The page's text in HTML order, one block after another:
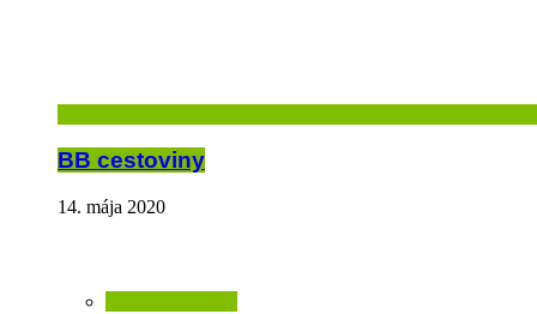
BB cestoviny
14. mája 2020